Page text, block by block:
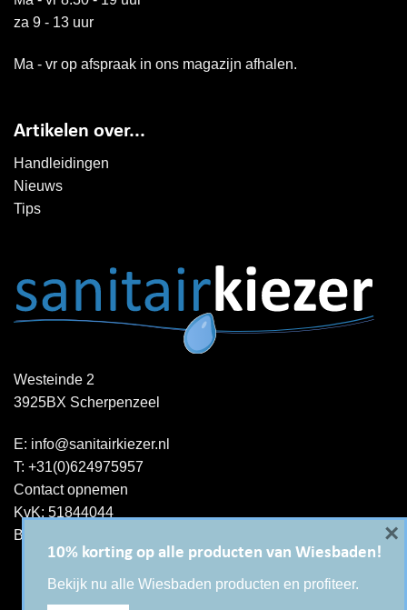
za 9 - 13 uur
Ma - vr op afspraak in ons magazijn afhalen.
Artikelen over...
Handleidingen
Nieuws
Tips
Westeinde 2
3925BX Scherpenzeel
E: info@sanitairkiezer.nl
T: +31(0)624975957
Contact opnemen
KvK: 51844044
BTW-ID : NL001344060B15
10% korting op alle producten van Wiesbaden!
Bekijk nu alle Wiesbaden producten en profiteer.
×